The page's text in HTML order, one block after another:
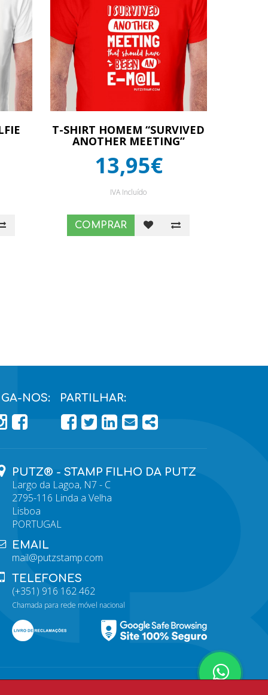
T-SHIRT HOMEM “SURVIVED
ANOTHER MEETING”
13,95€
IVA Incluído
COMPRAR
NOS:
PÁGINA DO FACEBOOK
PÁGINA DO FACEBOOK
PARTILHAR:
FACEBOOK
TWITTER
LINKEDIN
EMAIL
PUTZ® - STAMP FILHO DA PUTZ
Largo da Lagoa, N7 - C
2795-116 Linda a Velha
Lisboa
PORTUGAL
EMAIL
mail@putzstamp.com
TELEFONES
(+351) 916 162 462
Chamada para rede móvel nacional